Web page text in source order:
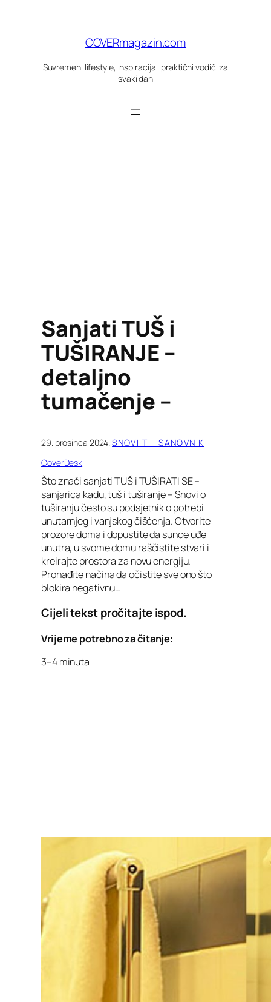
COVERmagazin.com
Suvremeni lifestyle, inspiracija i praktični vodiči za
svaki dan
Sanjati TUŠ i
TUŠIRANJE –
detaljno
tumačenje –
29. prosinca 2024. ·SNOVI T – SANOVNIK
CoverDesk
Što znači sanjati TUŠ i TUŠIRATI SE –
sanjarica kadu, tuš i tuširanje – Snovi o
tuširanju često su podsjetnik o potrebi
unutarnjeg i vanjskog čišćenja. Otvorite
prozore doma i dopustite da sunce uđe
unutra, u svome domu raščistite stvari i
kreirajte prostora za novu energiju.
Pronađite načina da očistite sve ono što
blokira negativnu…
Cijeli tekst pročitajte ispod.
Vrijeme potrebno za čitanje:
3–4 minuta